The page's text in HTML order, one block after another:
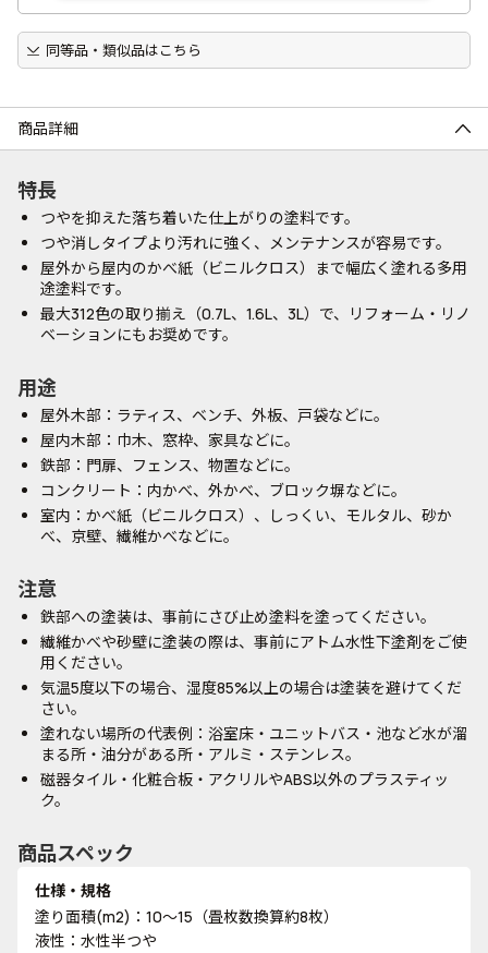
同等品・類似品はこちら
商品詳細
特長
つやを抑えた落ち着いた仕上がりの塗料です。
つや消しタイプより汚れに強く、メンテナンスが容易です。
屋外から屋内のかべ紙（ビニルクロス）まで幅広く塗れる多用
途塗料です。
最大312色の取り揃え（0.7L、1.6L、3L）で、リフォーム・リノ
ベーションにもお奨めです。
用途
屋外木部：ラティス、ベンチ、外板、戸袋などに。
屋内木部：巾木、窓枠、家具などに。
鉄部：門扉、フェンス、物置などに。
コンクリート：内かべ、外かべ、ブロック塀などに。
室内：かべ紙（ビニルクロス）、しっくい、モルタル、砂か
べ、京壁、繊維かべなどに。
注意
鉄部への塗装は、事前にさび止め塗料を塗ってください。
繊維かべや砂壁に塗装の際は、事前にアトム水性下塗剤をご使
用ください。
気温5度以下の場合、湿度85%以上の場合は塗装を避けてくだ
さい。
塗れない場所の代表例：浴室床・ユニットバス・池など水が溜
まる所・油分がある所・アルミ・ステンレス。
磁器タイル・化粧合板・アクリルやABS以外のプラスティッ
ク。
商品スペック
仕様・規格
塗り面積(m2)：10～15（畳枚数換算約8枚）
液性：水性半つや